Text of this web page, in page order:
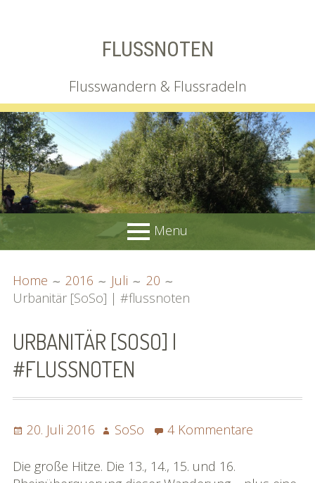
FLUSSNOTEN
Flusswandern & Flussradeln
Menu
MENU
Irgendlink
SoSo | Sofasophia
Kontakt
Spenden
Die Projekte
Die Rheinreise
Home 2016 Juli
20
Urbanitär [SoSo] | #flussnoten
URBANITÄR [SOSO] |
#FLUSSNOTEN
Posted
20. Juli 2016 Author
SoSo 4 Kommentarezu
Die große Hitze. Die 13., 14., 15. und 16.